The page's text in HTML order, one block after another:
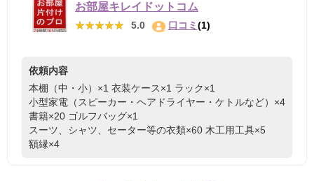
お部屋キレイドットコム
★★★★★
★★★★★ 5.0 口コミ(1)
依頼内容
本棚（中・小）×1 衣装ケース×1 ラック×1
小型家電（スピーカー・ヘアドライヤー・ケトルなど）×4
書籍×20 ゴルフバッグ×1
スーツ、シャツ、セーター等の衣類×60 木工用工具×5
額縁×4